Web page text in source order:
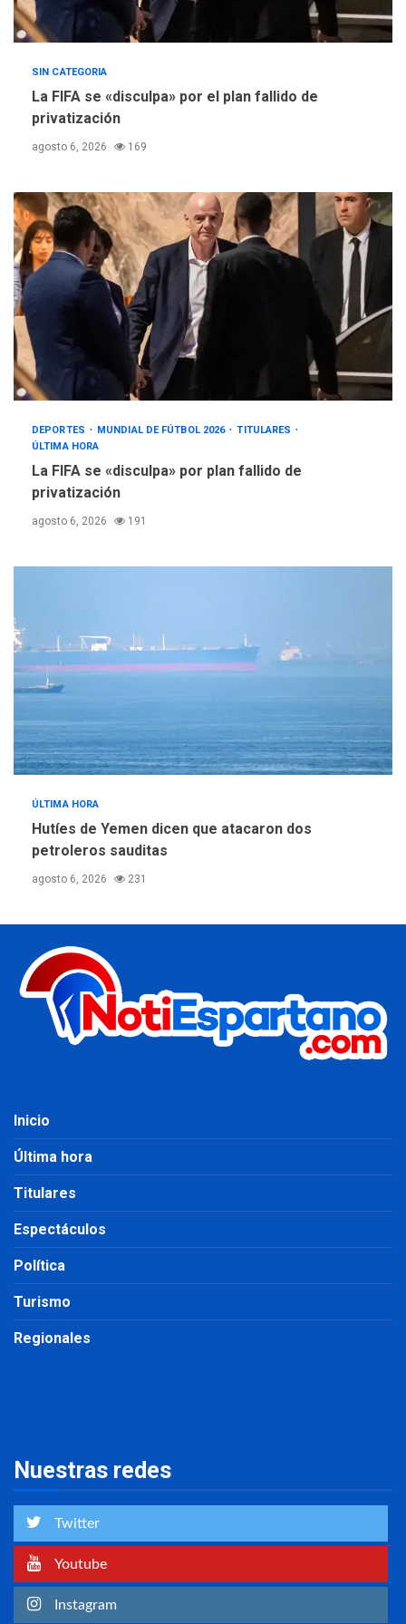
SIN CATEGORIA
La FIFA se «disculpa» por el plan fallido de
privatización
agosto 6, 2026 169
DEPORTES MUNDIAL DE FÚTBOL 2026
TITULARES
ÚLTIMA HORA
La FIFA se «disculpa» por plan fallido de
privatización
agosto 6, 2026 191
ÚLTIMA HORA
Hutíes de Yemen dicen que atacaron dos
petroleros sauditas
agosto 6, 2026 231
Inicio
Última hora
Titulares
Espectáculos
Política
Turismo
Regionales
Nuestras redes
Twitter
Youtube
Instagram